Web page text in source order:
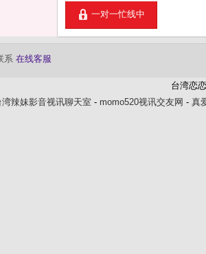
一对一忙线中
系 在线客服
台湾恋
湾辣妹影音视讯聊天室 - momo520视讯交友网 - 真